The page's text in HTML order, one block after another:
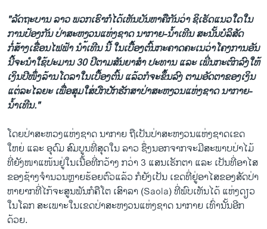
"ລັດຖະບານ ລາວ ພວກເຮົາກໍໄດ້ເຫັນບັນຫາຄືກັນວ່າ ຊິເຮັດແນວໃດໃນ
ການປ້ອງກັນ ປ່າສະຫງວນແຫ່ງຊາດ ນາກາຍ-ນ້ຳເທີນ ສະນັ້ນບໍລິສັດ
ກໍ່ສ້າງເຂື່ອນໄຟຟ້າ ນຳ້ເທີນ ນີ້ ໃນເບື້ອງຕົ້ນກະຄາດຄະເນວ່າໂຄງການອັນ
ນີ້ຈະນຳໃຊ້ປະມານ 30 ປີຕາມສັນຍາສຳ ປະທານ ແລະ ເພີ່ນກະຕົກລົງໃຫ້
ເງິນປີໜຶ່ງລ້ານໂດລາໃນເບື້ອງຕົ້ນ ແລ້ວກໍຈະຂຶ້ນລົງ ຕາມອັດຕາຂອງເງິນ
ແຕ່ລະໄລຍະ ເພື່ອສຸມໃສ່ປົກປັກຮັກສາປ່າສະຫງວນແຫ່ງຊາດ ນາກາຍ-
ນ້ຳເທີນ."
ໂດຍປ່າສະຫວງແຫ່ງຊາດ ນາກາຍ ຖືເປັນປ່າສະຫງວນແຫ່ງຊາດເຂດ
ໃຫຍ່ ແລະ ອຸດົມ ສົມບູນທີ່ສຸດໃນ ລາວ ຊຶ່ງນອກຈາກຈະມີສະພາບປ່າໄມ້
ທີ່ຍັງໜາແໜ້ນຢູ່ໃນເນື້ອທີ່ກວ້າງ ກວ່າ 3 ແສນເຮັກຕາ ແລະ ເປັນທີ່ອາໄສ
ຂອງຊ້າງຈຳນວນຫຼາຍຮ້ອຍຕົວແລ້ວ ກໍຍັງເປັນ ເຂດທີ່ຢູ່ອາໄສຂອງສັດປ່າ
ຫາຍາກທີ່ໄກ້ຈະສູນພັນກໍຄືໂຕ ເສົາລາ (Saola) ທີ່ພົບເຫັນໄດ້ ແຫ່ງດຽວ
ໃນໂລກ ສະເພາະໃນເຂດປ່າສະຫງວນແຫ່ງຊາດ ນາກາຍ ເທົ່ານັ້ນອີກ
ດ້ວຍ.